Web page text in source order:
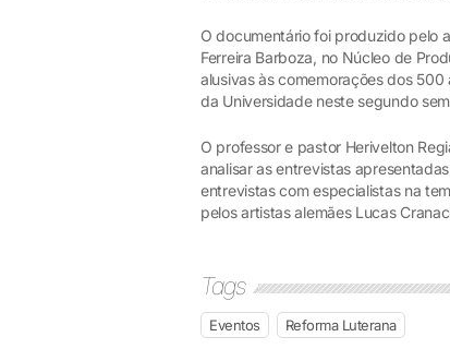
O documentário foi produzido pelo
Ferreira Barboza, no Núcleo de
alusivas às comemorações dos
da Universidade neste segundo
O professor e pastor Herivelton
analisar as entrevistas
entrevistas com especialistas na
pelos artistas alemães Lucas
Tags
Eventos Reforma Luterana